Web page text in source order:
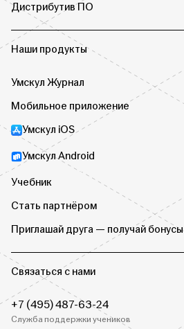
Дистрибутив ПО
Наши продукты
Умскул Журнал
Мобильное приложение
Умскул iOS
Умскул Android
Учебник
Стать партнёром
Приглашай друга — получай бонусы
Связаться с нами
+7 (495) 487-63-24
Служба поддержки учеников